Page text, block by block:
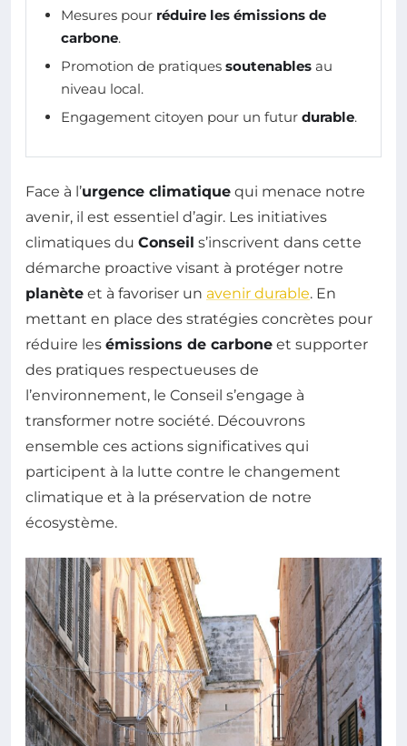
Mesures pour réduire les émissions de
carbone.
Promotion de pratiques soutenables au
niveau local.
Engagement citoyen pour un futur durable.
Face à l’urgence climatique qui menace notre
avenir, il est essentiel d’agir. Les initiatives
climatiques du Conseil s’inscrivent dans cette
démarche proactive visant à protéger notre
planète et à favoriser un avenir durable. En
mettant en place des stratégies concrètes pour
réduire les émissions de carbone et supporter
des pratiques respectueuses de
l’environnement, le Conseil s’engage à
transformer notre société. Découvrons
ensemble ces actions significatives qui
participent à la lutte contre le changement
climatique et à la préservation de notre
écosystème.